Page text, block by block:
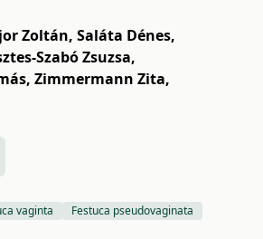
Zoltán, Saláta Dénes,
Szabó Zsuzsa,
, Zimmermann Zita,
vaginta
Festuca pseudovaginata